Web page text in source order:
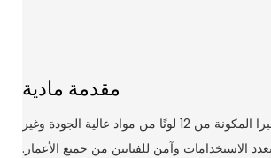
مقدمة مادية
صُنعت دهانات تمبرا المكونة من 12 لونًا من مواد عالية الجودة وغير
الاستخدامات وآمن للفنانين من جميع الأعمار.